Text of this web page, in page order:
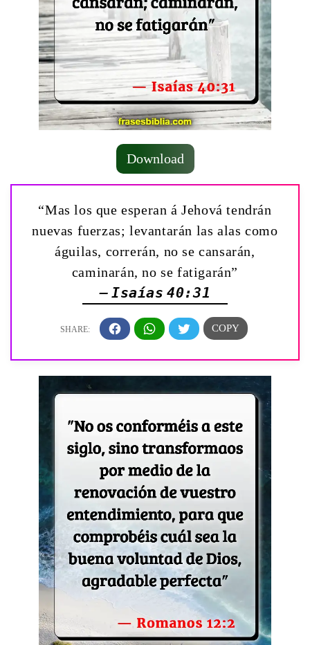
Download
“Mas los que esperan á Jehová tendrán
nuevas fuerzas; levantarán las alas como
águilas, correrán, no se cansarán,
caminarán, no se fatigarán”
— Isaías 40:31